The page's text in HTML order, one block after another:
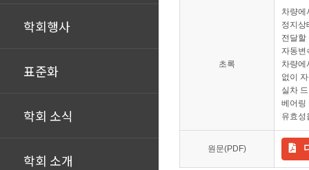
학회행사
표준화
학회 소식
학회 소개
초록
차량에
정지상
전달할
자동변
차량에
없이
실차
베어링
유효성
원문(PDF)